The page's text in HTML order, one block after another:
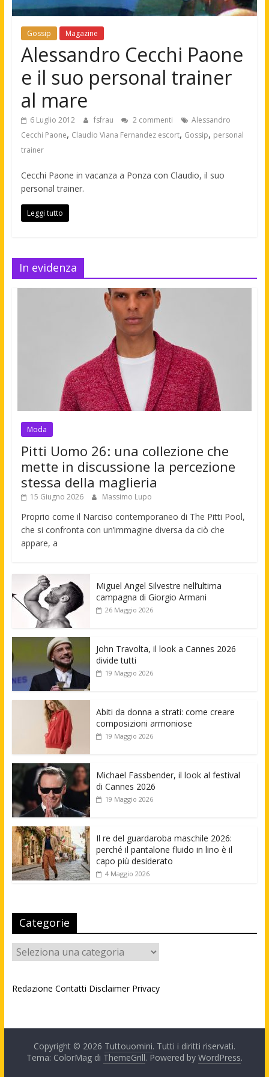
Gossip Magazine
Alessandro Cecchi Paone
e il suo personal trainer
al mare
6 Luglio 2012 fsfrau 2 commenti
Alessandro
Cecchi Paone, Claudio Viana Fernandez escort, Gossip, personal
trainer
Cecchi Paone in vacanza a Ponza con Claudio, il suo
personal trainer.
Leggi tutto
In evidenza
Moda
Pitti Uomo 26: una collezione che
mette in discussione la percezione
stessa della maglieria
15 Giugno 2026 Massimo Lupo
Proprio come il Narciso contemporaneo di The Pitti Pool,
che si confronta con un’immagine diversa da ciò che
appare, a
Miguel Angel Silvestre nell’ultima
campagna di Giorgio Armani
26 Maggio 2026
John Travolta, il look a Cannes 2026
divide tutti
19 Maggio 2026
Abiti da donna a strati: come creare
composizioni armoniose
19 Maggio 2026
Michael Fassbender, il look al festival
di Cannes 2026
19 Maggio 2026
Il re del guardaroba maschile 2026:
perché il pantalone fluido in lino è il
capo più desiderato
4 Maggio 2026
Categorie
Categorie
Redazione Contatti Disclaimer Privacy
Copyright © 2026 Tuttouomini. Tutti i diritti riservati.
Tema: ColorMag di ThemeGrill. Powered by WordPress.